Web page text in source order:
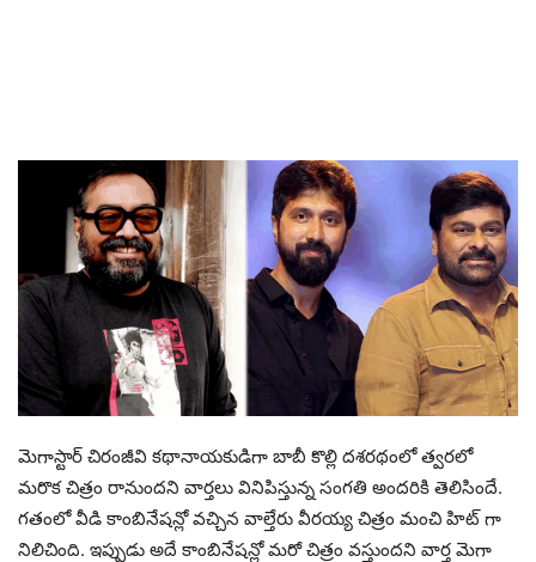
మెగాస్టార్ చిరంజీవి కథానాయకుడిగా బాబీ కొల్లి దశరథంలో త్వరలో
మరొక చిత్రం రానుందని వార్తలు వినిపిస్తున్న సంగతి అందరికి తెలిసిందే.
గతంలో వీడి కాంబినేషన్లో వచ్చిన వాల్తేరు వీరయ్య చిత్రం మంచి హిట్ గా
నిలిచింది. ఇప్పుడు అదే కాంబినేషన్లో మరో చిత్రం వస్తుందని వార్త మెగా